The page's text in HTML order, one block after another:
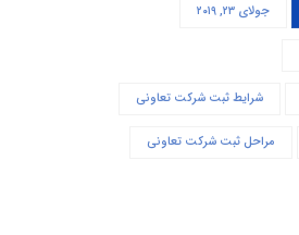
جولای ۲۳, ۲۰۱۹
شرایط ثبت شرکت تعاونی
مراحل ثبت شرکت تعاونی